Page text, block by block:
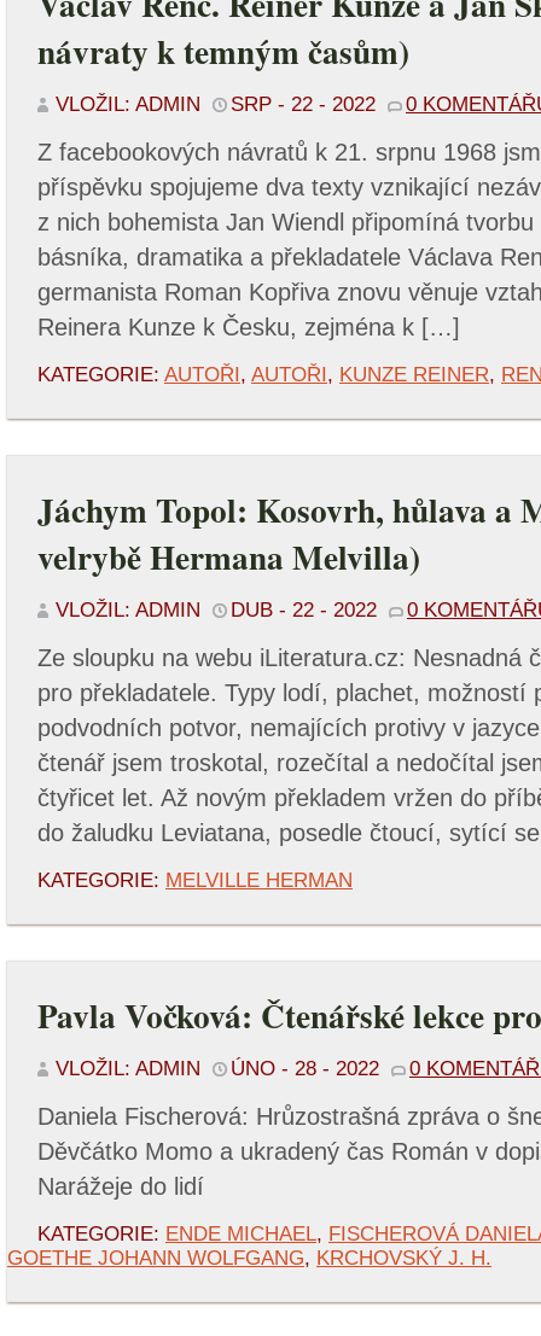
návraty k temným časům)
VLOŽIL: ADMIN SRP - 22 - 2022 0
Z facebookových návratů k 21. srpnu 1968
příspěvku spojujeme dva texty vznikající
z nich bohemista Jan Wiendl připomíná
básníka, dramatika a překladatele Václava
germanista Roman Kopřiva znovu věnuje
Reinera Kunze k Česku, zejména k […]
KATEGORIE: AUTOŘI, AUTOŘI, KUNZE REINER,
Jáchym Topol: Kosovrh, hůlava a
velrybě Hermana Melvilla)
VLOŽIL: ADMIN DUB - 22 - 2022 0
Ze sloupku na webu iLiteratura.cz: Nesnadná
pro překladatele. Typy lodí, plachet, možností
podvodních potvor, nemajících protivy v
čtenář jsem troskotal, rozečítal a nedočítal
čtyřicet let. Až novým překladem vržen do
do žaludku Leviatana, posedle čtoucí, sytící
KATEGORIE: MELVILLE HERMAN
Pavla Vočková: Čtenářské lekce
VLOŽIL: ADMIN ÚNO - 28 - 2022 0
Daniela Fischerová: Hrůzostrašná zpráva o
Děvčátko Momo a ukradený čas Román v
Narážeje do lidí
KATEGORIE: ENDE MICHAEL, FISCHEROVÁ
GOETHE JOHANN WOLFGANG, KRCHOVSKÝ J. H.